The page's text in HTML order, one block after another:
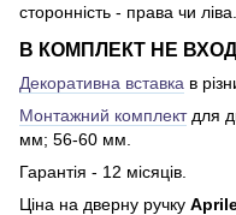
сторонність - права чи ліва.
В КОМПЛЕКТ НЕ
Декоративна вставка в
Монтажний комплектдля
мм; 56-60 мм.
Гарантія - 12 місяців.
Ціна на дверну ручку